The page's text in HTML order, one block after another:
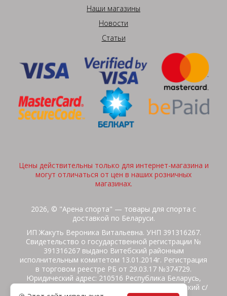
Наши магазины
Новости
Статьи
Цены действительны только для интернет-магазина и
могут отличаться от цен в наших розничных
магазинах.
2026, © "Арена спорта" — товары для спорта с
доставкой по Беларуси.
ИП Жакуть Вероника Витальевна. УНП 391316267.
Свидетельство о государственной регистрации №
391316267 выдано Витебский районным
исполнительным комитетом 13.01.2014г. Регистрация
в торговом реестре РБ от 29.03.17 №374729.
Юридический адрес: 210516 Республика Беларусь,
Витебская область, Витебский район, Бабиничский с/